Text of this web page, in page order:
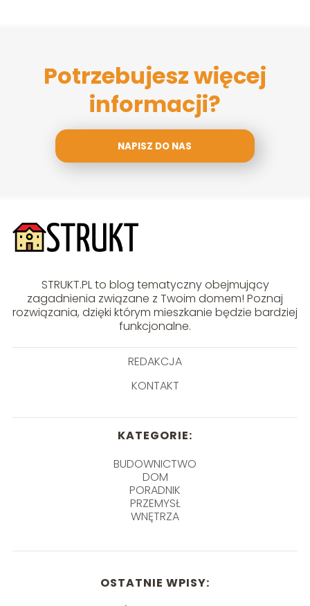
Potrzebujesz więcej
informacji?
NAPISZ DO NAS
STRUKT.PL to blog tematyczny obejmujący
zagadnienia związane z Twoim domem! Poznaj
rozwiązania, dzięki którym mieszkanie będzie bardziej
funkcjonalne.
REDAKCJA
KONTAKT
KATEGORIE:
BUDOWNICTWO
DOM
PORADNIK
PRZEMYSŁ
WNĘTRZA
OSTATNIE WPISY: